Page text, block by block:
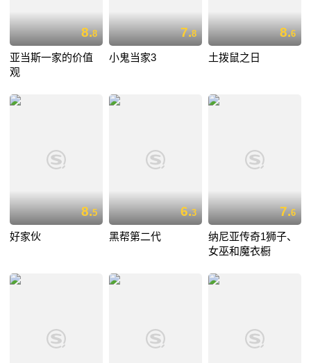
8.8
亚当斯一家的价值
观
7.8
小鬼当家3
8.6
土拨鼠之日
8.5
好家伙
6.3
黑帮第二代
7.6
纳尼亚传奇1狮子、
女巫和魔衣橱